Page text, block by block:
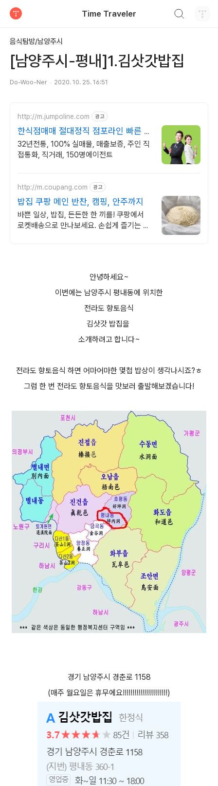
Time Traveler
음식탐방/남양주시
[남양주시-평내]1.김삿갓밥집
Do-Woo-Ner 2020. 10. 25. 16:51
http://m.jumpoline.com 광고
한식점매매 절대정직 점포라인 빠른 직
거래 & 안전중개거래
32년전통, 100% 실매물, 매출보증, 주인 직
접통화, 직거래, 150명에이전트
http://m.coupang.com 광고
밥집 쿠팡 메인 반찬, 캠핑, 안주까지
바쁜 일상, 밥집, 든든한 한 끼를! 쿠팡에서
로켓배송으로 만나보세요. 손쉽게 즐기는 간
안녕하세요~
이번에는 남양주시 평내동에 위치한
전라도 향토음식
김삿갓 밥집을
소개하려고 합니다~
전라도 향토음식 하면 어마어마한 몇첩 밥상이 생각나시죠?ㅎ
그럼 한 번 전라도 향토음식을 맛보러 출발해보겠습니다!
경기 남양주시 경춘로 1158
(매주 월요일은 휴무에요!!!!!!!!!!!!!!!!!!!!!!!)